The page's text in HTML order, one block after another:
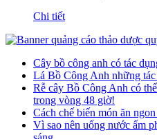
Chi tiết
Cây bồ công anh có tác
Lá Bồ Công Anh những
Rễ cây Bồ Công Anh có
trong vòng 48 giờ!
Cách chế biến món ăn
Vì sao nên uống nước ấm